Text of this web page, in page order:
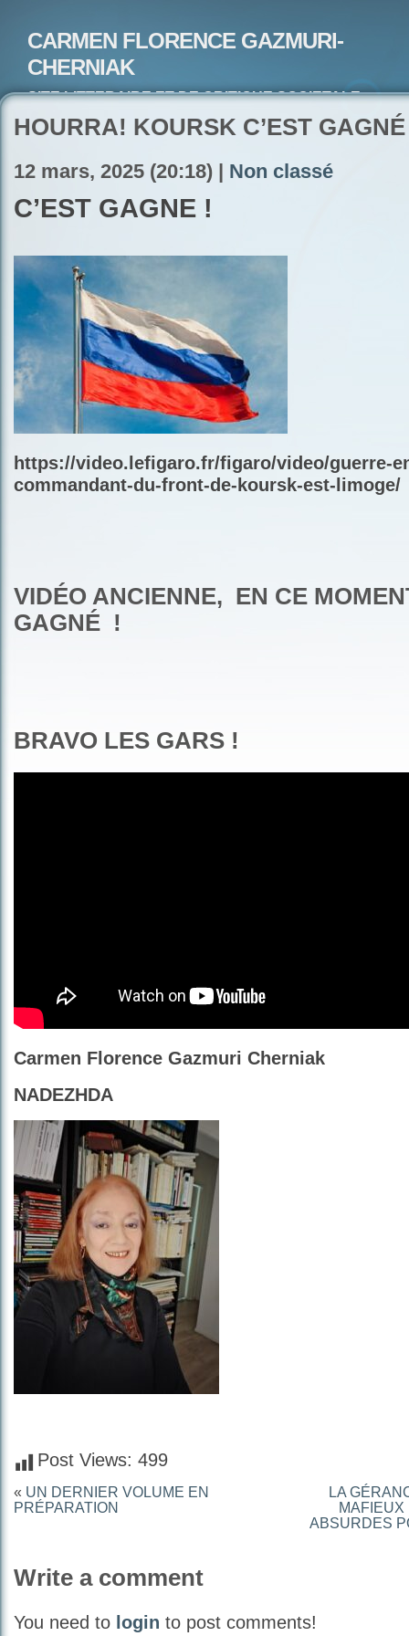
CARMEN FLORENCE GAZMURI-
CHERNIAK
SITE LITTERAIRE ET DE CRITIQUE SOCIETALE-
HOURRA! KOURSK C’EST
12 mars, 2025 (20:18) | Non classé
C’EST GAGNÉ !
https://video.lefigaro.fr/figaro/video/guerre-
commandant-du-front-de-koursk-est-limoge/
VIDÉO ANCIENNE, EN CE
GAGNÉ !
BRAVO LES GARS !
Carmen Florence Gazmuri Cherniak
NADEZHDA
Post Views: 499
« UN DERNIER VOLUME EN
PRÉPARATION
LA
MAFIEUX
ABSURDES
Write a comment
You need to login to post comments!